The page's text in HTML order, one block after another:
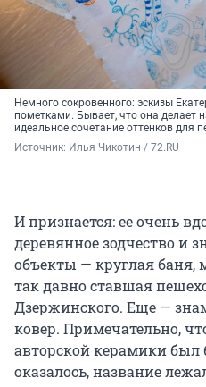
Немного сокровенного: эскизы
пометками. Бывает, что она делает
идеальное сочетание оттенков для
Источник: Илья Чикотин / 72.RU
И признается: ее очень
деревянное зодчество и
объекты — круглая
так давно ставшая
Дзержинского. Еще —
ковер. Примечательно,
авторской керамики
оказалось, название